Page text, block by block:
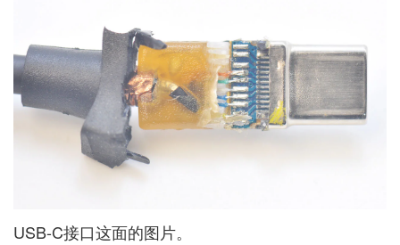
USB-C接口这面的图片。